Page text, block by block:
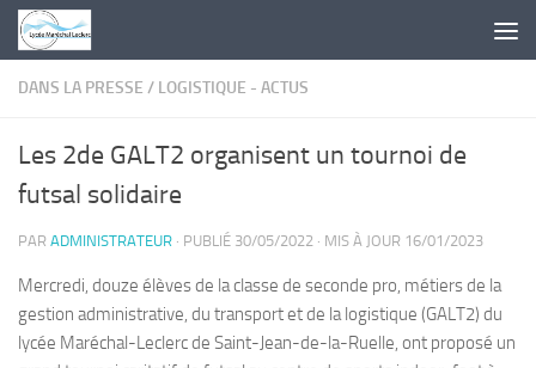
Skip to content
DANS LA PRESSE / LOGISTIQUE - ACTUS
Les 2de GALT2 organisent un tournoi de
futsal solidaire
PAR ADMINISTRATEUR · PUBLIÉ 30/05/2022 · MIS À JOUR 16/01/2023
Mercredi, douze élèves de la classe de seconde pro, métiers de la
gestion administrative, du transport et de la logistique (GALT2) du
lycée Maréchal-Leclerc de Saint-Jean-de-la-Ruelle, ont proposé un